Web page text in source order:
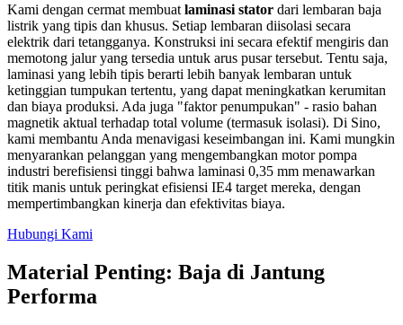
Kami dengan cermat membuat laminasi stator dari lembaran baja
listrik yang tipis dan khusus. Setiap lembaran diisolasi secara
elektrik dari tetangganya. Konstruksi ini secara efektif mengiris dan
memotong jalur yang tersedia untuk arus pusar tersebut. Tentu saja,
laminasi yang lebih tipis berarti lebih banyak lembaran untuk
ketinggian tumpukan tertentu, yang dapat meningkatkan kerumitan
dan biaya produksi. Ada juga "faktor penumpukan" - rasio bahan
magnetik aktual terhadap total volume (termasuk isolasi). Di Sino,
kami membantu Anda menavigasi keseimbangan ini. Kami mungkin
menyarankan pelanggan yang mengembangkan motor pompa
industri berefisiensi tinggi bahwa laminasi 0,35 mm menawarkan
titik manis untuk peringkat efisiensi IE4 target mereka, dengan
mempertimbangkan kinerja dan efektivitas biaya.
Hubungi Kami
Material Penting: Baja di Jantung
Performa